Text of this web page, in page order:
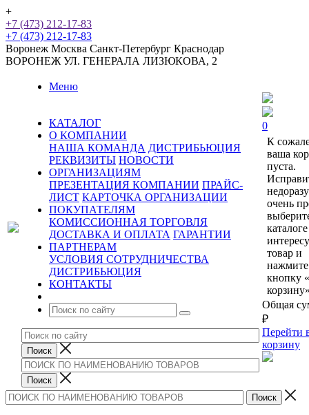
+
+7 (473) 212-17-83
+7 (473) 212-17-83
Воронеж Москва Санкт-Петербург Краснодар
ВОРОНЕЖ УЛ. ГЕНЕРАЛА ЛИЗЮКОВА, 2
Меню
КАТАЛОГ
О КОМПАНИИ
НАША КОМАНДА ДИСТРИБЬЮЦИЯ
РЕКВИЗИТЫ НОВОСТИ
ОРГАНИЗАЦИЯМ
ПРЕЗЕНТАЦИЯ КОМПАНИИ ПРАЙС-
ЛИСТ КАРТОЧКА ОРГАНИЗАЦИИ
ПОКУПАТЕЛЯМ
КОМИССИОННАЯ ТОРГОВЛЯ
ДОСТАВКА И ОПЛАТА ГАРАНТИИ
ПАРТНЕРАМ
УСЛОВИЯ СОТРУДНИЧЕСТВА
ДИСТРИБЬЮЦИЯ
КОНТАКТЫ
0
К
ваша
пуста.
очень
каталоге
товар и
нажмите
кнопку
Общая
₽
Перейти
корзину